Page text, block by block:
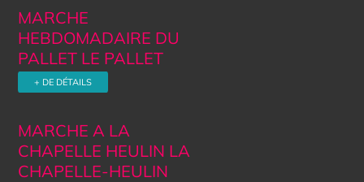
MARCHE
HEBDOMADAIRE DU
PALLET LE PALLET
+ DE DÉTAILS
MARCHE A LA
CHAPELLE HEULIN LA
CHAPELLE-HEULIN